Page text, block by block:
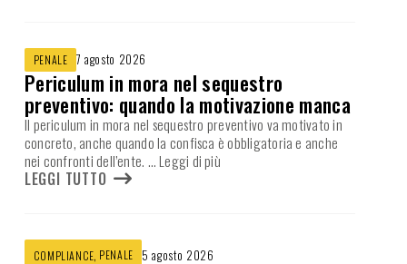
PENALE 7 agosto 2026
Periculum in mora nel sequestro
preventivo: quando la motivazione manca
Il periculum in mora nel sequestro preventivo va motivato in
concreto, anche quando la confisca è obbligatoria e anche
nei confronti dell’ente. … Leggi di più
LEGGI TUTTO
COMPLIANCE, PENALE 5 agosto 2026